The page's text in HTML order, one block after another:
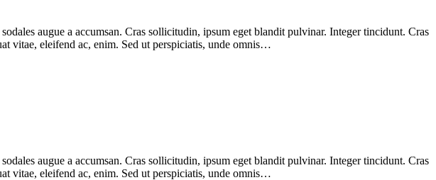
augue a accumsan. Cras sollicitudin, ipsum eget blandit pulvinar. Integer tincidunt. Cras
vitae, eleifend ac, enim. Sed ut perspiciatis, unde omnis…
augue a accumsan. Cras sollicitudin, ipsum eget blandit pulvinar. Integer tincidunt. Cras
vitae, eleifend ac, enim. Sed ut perspiciatis, unde omnis…